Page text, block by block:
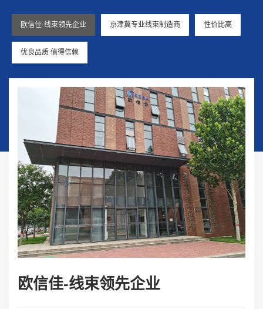
欧信佳-线束领先企业 京津冀专业线束制造商 性价比高
优良品质 值得信赖
欧信佳-线束领先企业